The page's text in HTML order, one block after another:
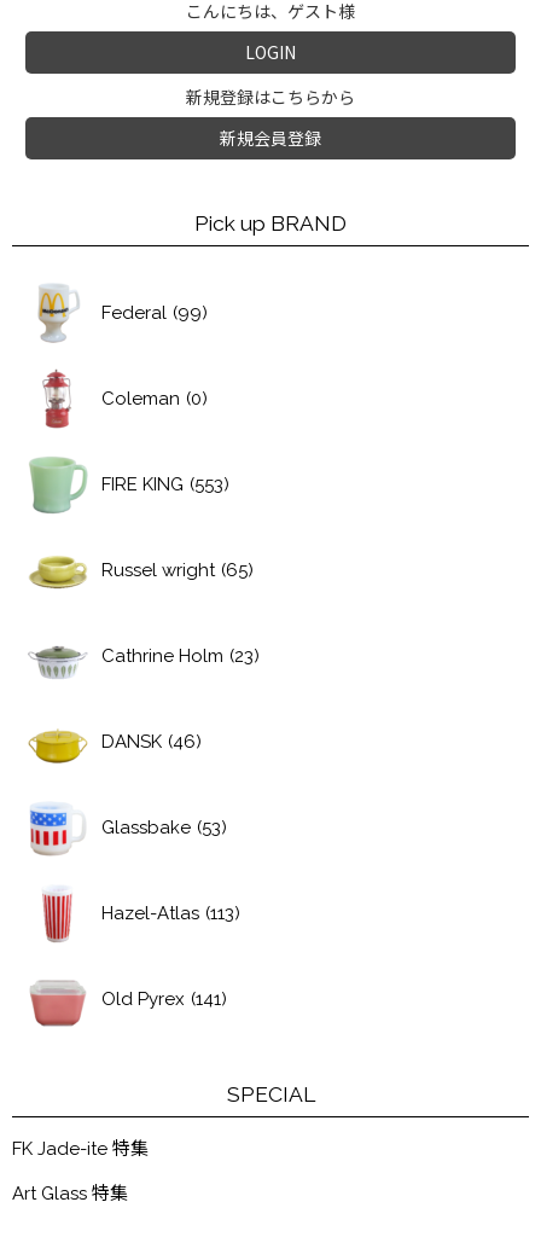
こんにちは、ゲスト様
LOGIN
新規登録はこちらから
新規会員登録
Pick up BRAND
Federal (99)
Coleman (0)
FIRE KING (553)
Russel wright (65)
Cathrine Holm (23)
DANSK (46)
Glassbake (53)
Hazel-Atlas (113)
Old Pyrex (141)
SPECIAL
FK Jade-ite 特集
Art Glass 特集